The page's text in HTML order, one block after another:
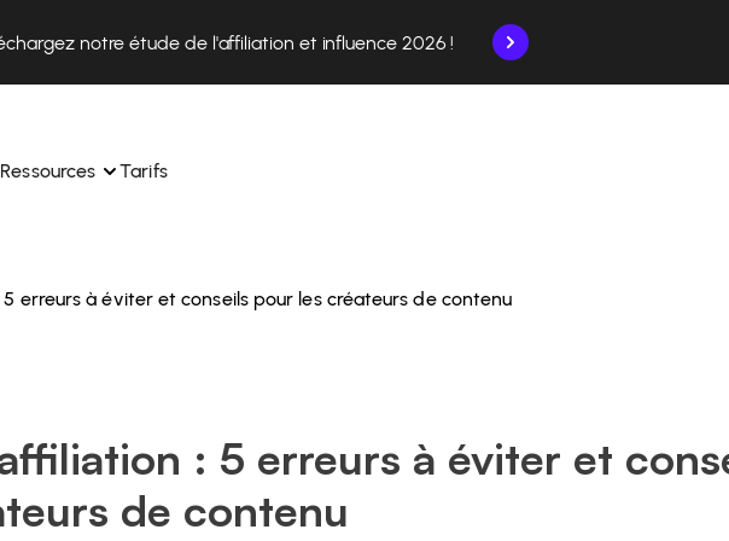
notre étude de l'affiliation et influence 2026 !
toute
en un seul endroit.
de vos affiliés en toute
Ressources
Apprenez à utiliser la plateforme pas à pas.
Suivez nos conseils, actus et tendances du secteur.
Tarifs
5 erreurs à éviter et conseils pour les créateurs de contenu
: 5 erreurs à éviter et
de contenu